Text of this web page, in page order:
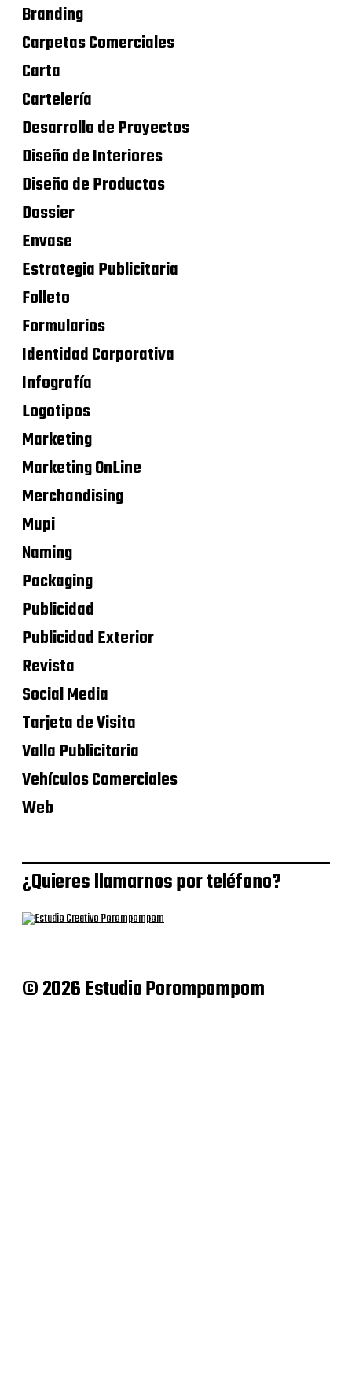
Branding
Carpetas Comerciales
Carta
Cartelería
Desarrollo de Proyectos
Diseño de Interiores
Diseño de Productos
Dossier
Envase
Estrategia Publicitaria
Folleto
Formularios
Identidad Corporativa
Infografía
Logotipos
Marketing
Marketing OnLine
Merchandising
Mupi
Naming
Packaging
Publicidad
Publicidad Exterior
Revista
Social Media
Tarjeta de Visita
Valla Publicitaria
Vehículos Comerciales
Web
¿Quieres llamarnos por teléfono?
© 2026 Estudio Porompompom